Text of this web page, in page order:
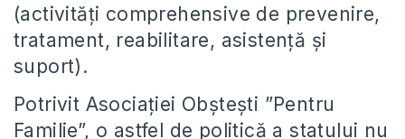
(activităţi comprehensive de prevenire,
tratament, reabilitare, asistenţă și
suport).
Potrivit Asociației Obștești ”Pentru
Familie”, o astfel de politică a statului nu